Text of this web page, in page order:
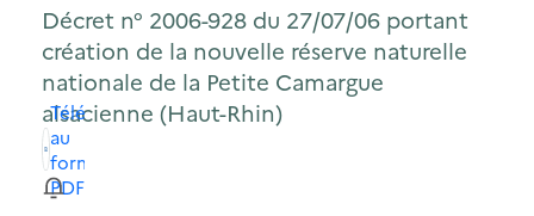
Décret n° 2006-928 du 27/07/06 portant
création de la nouvelle réserve naturelle
nationale de la Petite Camargue
alsacienne (Haut-Rhin)
Télécharger
au
format
PDF